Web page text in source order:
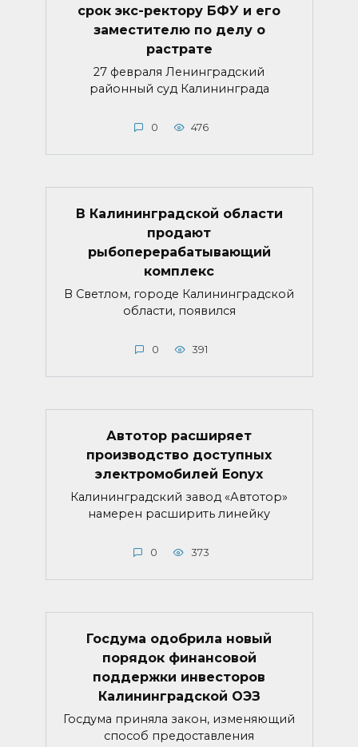
срок экс-ректору БФУ и его
заместителю по делу о
растрате
27 февраля Ленинградский
районный суд Калининграда
0 476
В Калининградской области
продают
рыбоперерабатывающий
комплекс
В Светлом, городе Калининградской
области, появился
0 391
Автотор расширяет
производство доступных
электромобилей Eonyx
Калининградский завод «Автотор»
намерен расширить линейку
0 373
Госдума одобрила новый
порядок финансовой
поддержки инвесторов
Калининградской ОЭЗ
Госдума приняла закон, изменяющий
способ предоставления